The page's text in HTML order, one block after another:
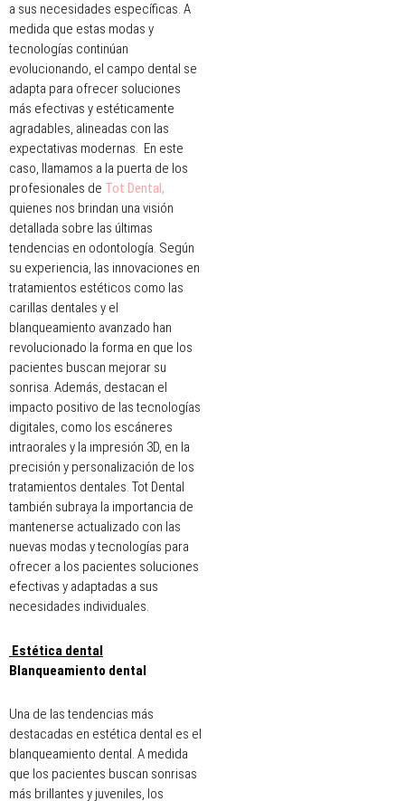
a sus necesidades específicas. A
medida que estas modas y
tecnologías continúan
evolucionando, el campo dental se
adapta para ofrecer soluciones
más efectivas y estéticamente
agradables, alineadas con las
expectativas modernas. En este
caso, llamamos a la puerta de los
profesionales de Tot Dental,
quienes nos brindan una visión
detallada sobre las últimas
tendencias en odontología. Según
su experiencia, las innovaciones en
tratamientos estéticos como las
carillas dentales y el
blanqueamiento avanzado han
revolucionado la forma en que los
pacientes buscan mejorar su
sonrisa. Además, destacan el
impacto positivo de las tecnologías
digitales, como los escáneres
intraorales y la impresión 3D, en la
precisión y personalización de los
tratamientos dentales. Tot Dental
también subraya la importancia de
mantenerse actualizado con las
nuevas modas y tecnologías para
ofrecer a los pacientes soluciones
efectivas y adaptadas a sus
necesidades individuales.
Estética dental
Blanqueamiento dental
Una de las tendencias más
destacadas en estética dental es el
blanqueamiento dental. A medida
que los pacientes buscan sonrisas
más brillantes y juveniles, los